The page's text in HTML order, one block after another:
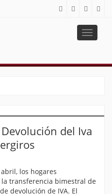
Toggle
del Iva
los hogares
transferencia bimestral de
devolución de IVA. El